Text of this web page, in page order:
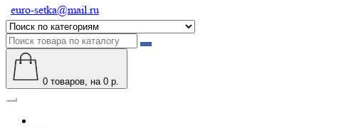
euro-setka@mail.ru
0 товаров, на 0 р.